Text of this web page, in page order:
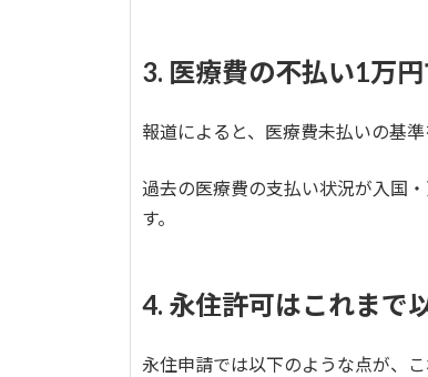
3. 医療費の不払い1万
報道によると、医療費未払いの基
過去の医療費の支払い状況が入国
す。
4. 永住許可はこれまで
永住申請では以下のような点が、